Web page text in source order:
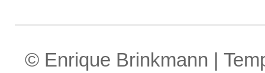
© Enrique Brinkmann |